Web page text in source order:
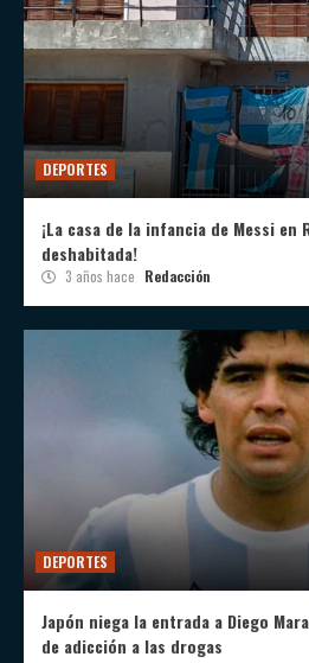
DEPORTES
¡La casa de la infancia de Messi en
deshabitada!
3 años hace Redacción
DEPORTES
Japón niega la entrada a Diego
de adicción a las drogas